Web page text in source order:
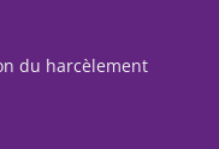
du harcèlement